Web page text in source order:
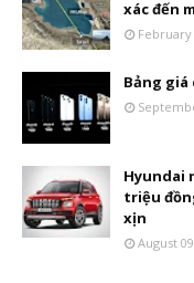
xác đến
February
Bảng
Hyundai
triệu
xịn
August